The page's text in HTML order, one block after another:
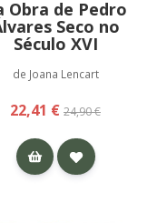
Obra de Pedro
Seco no
Século XVI
de Joana Lencart
22,41 € 24,90 €